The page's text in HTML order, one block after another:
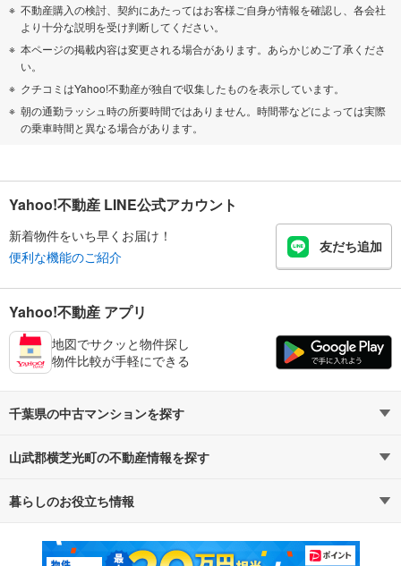
不動産購入の検討、契約にあたってはお客様ご自身が情報を確認し、各会社
より十分な説明を受け判断してください。
本ページの掲載内容は変更される場合があります。あらかじめご了承くださ
い。
クチコミはYahoo!不動産が独自で収集したものを表示しています。
朝の通勤ラッシュ時の所要時間ではありません。時間帯などによっては実際
の乗車時間と異なる場合があります。
Yahoo!不動産 LINE公式アカウント
新着物件をいち早くお届け！
便利な機能のご紹介
友だち追加
Yahoo!不動産 アプリ
地図でサクッと物件探し
物件比較が手軽にできる
千葉県の中古マンションを探す
路線・駅から探す
通勤・通学時間から探す
山武郡横芝光町の不動産情報を探す
不動産・住宅
新築マンション 中古マンション
暮らしのお役立ち情報
マンションカタログ 教えて！住まいの先生